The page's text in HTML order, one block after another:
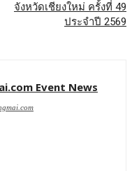
จังหวัดเชียงใหม่ ครั้งที่ 49
ประจำปี 2569
Event News